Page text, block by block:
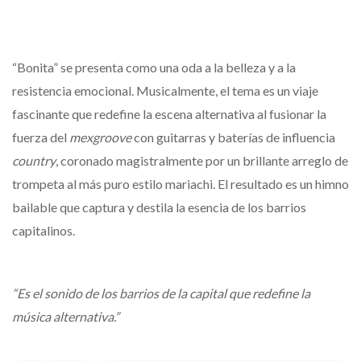
“Bonita” se presenta como una oda a la belleza y a la
resistencia emocional. Musicalmente, el tema es un viaje
fascinante que redefine la escena alternativa al fusionar la
fuerza del mexgroovecon guitarras y baterías de influencia
country, coronado magistralmente por un brillante arreglo de
trompeta al más puro estilo mariachi. El resultado es un himno
bailable que captura y destila la esencia de los barrios
capitalinos.
“Es el sonido de los barrios de la capital que redefine la
música alternativa.”